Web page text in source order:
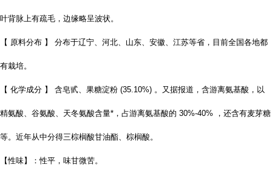
叶背脉上有疏毛，边缘略呈波状。
【 原料分布 】 分布于辽宁、河北、山东、安徽、江苏等省，目前全国各地都
有栽培。
【 化学成分 】 含皂甙、果糖淀粉 (35.10%) 。又据报道，含游离氨基酸，以
精氨酸、谷氨酸、天冬氨酸含量*，占游离氨基酸的 30%-40% ，还含有麦芽糖
等。近年从中分得三棕榈酸甘油酯、棕榈酸。
【性味】：性平，味甘微苦。